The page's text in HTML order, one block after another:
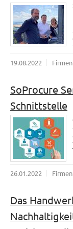
19.08.2022
SoProcure
Schnittstelle
26.01.2022
Das